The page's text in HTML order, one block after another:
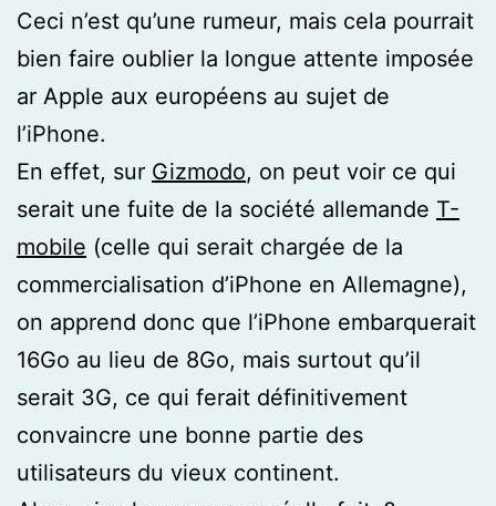
Ceci n’est qu’une rumeur, mais cela pourrait
bien faire oublier la longue attente imposée
ar Apple aux européens au sujet de
l’iPhone.
En effet, sur Gizmodo, on peut voir ce qui
serait une fuite de la société allemande T-
mobile (celle qui serait chargée de la
commercialisation d’iPhone en Allemagne),
on apprend donc que l’iPhone embarquerait
16Go au lieu de 8Go, mais surtout qu’il
serait 3G, ce qui ferait définitivement
convaincre une bonne partie des
utilisateurs du vieux continent.